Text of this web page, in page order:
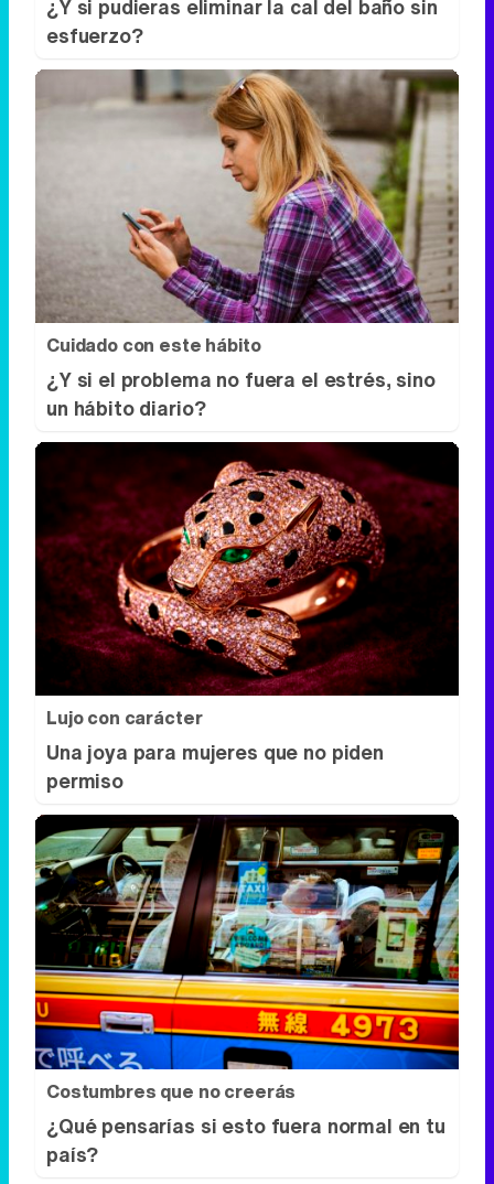
Cuidado con este hábito
¿Y si el problema no fuera el estrés, sino
un hábito diario?
Lujo con carácter
Una joya para mujeres que no piden
permiso
Costumbres que no creerás
¿Qué pensarías si esto fuera normal en tu
país?